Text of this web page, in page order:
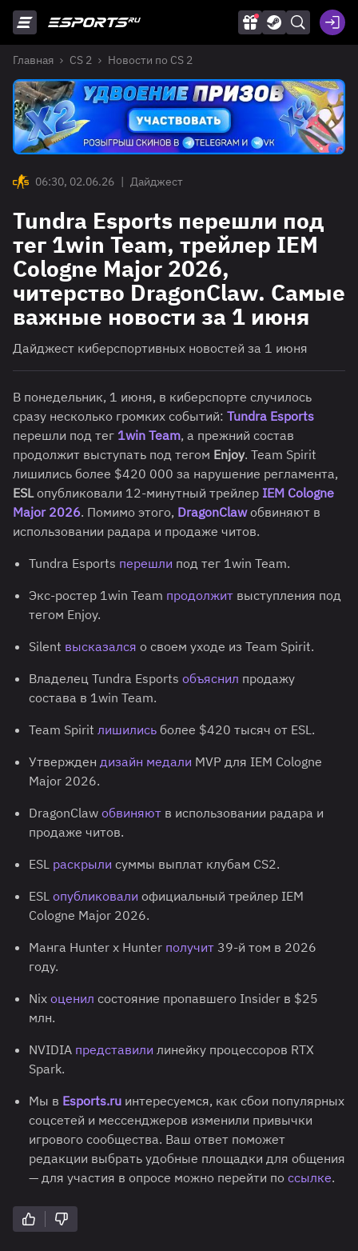
Главная CS 2 Новости по CS 2
06:30, 02.06.26 | Дайджест
Tundra Esports перешли под
тег 1win Team, трейлер IEM
Cologne Major 2026,
читерство DragonClaw. Самые
важные новости за 1 июня
Дайджест киберспортивных новостей за 1 июня
В понедельник, 1 июня, в киберспорте случилось
сразу несколько громких событий: Tundra Esports
перешли под тег 1win Team, а прежний состав
продолжит выступать под тегом Enjoy. Team Spirit
лишились более $420 000 за нарушение регламента,
ESLопубликовали 12-минутный трейлер IEM Cologne
Major 2026. Помимо этого, DragonClawобвиняют в
использовании радара и продаже читов.
Tundra Esports перешли под тег 1win Team.
Экс-ростер 1win Team продолжит выступления под
тегом Enjoy.
Silent высказался о своем уходе из Team Spirit.
Владелец Tundra Esports объяснил продажу
состава в 1win Team.
Team Spirit лишились более $420 тысяч от ESL.
Утвержден дизайн медали MVP для IEM Cologne
Major 2026.
DragonClaw обвиняют в использовании радара и
продаже читов.
ESL раскрыли суммы выплат клубам CS2.
ESL опубликовали официальный трейлер IEM
Cologne Major 2026.
Манга Hunter x Hunter получит 39-й том в 2026
году.
Nix оценил состояние пропавшего Insider в $25
млн.
NVIDIA представили линейку процессоров RTX
Spark.
Мы в Esports.ru интересуемся, как сбои популярных
соцсетей и мессенджеров изменили привычки
игрового сообщества. Ваш ответ поможет
редакции выбрать удобные площадки для общения
— для участия в опросе можно перейти по ссылке.